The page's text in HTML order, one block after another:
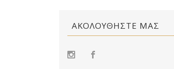
ΑΚΟΛΟΥΘΉΣΤΕ ΜΑΣ